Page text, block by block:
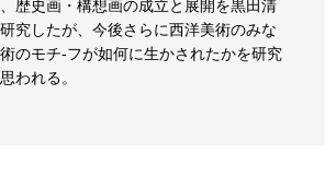
歴史画・構想画の成立と展開を黒田清
究したが、今後さらに西洋美術のみな
のモチ-フが如何に生かされたかを研究
われる。